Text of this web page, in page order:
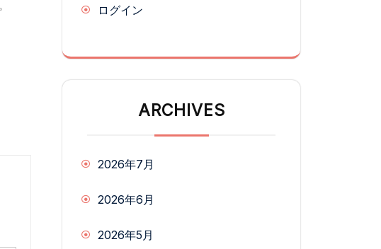
ログイン
ARCHIVES
2026年7月
2026年6月
2026年5月